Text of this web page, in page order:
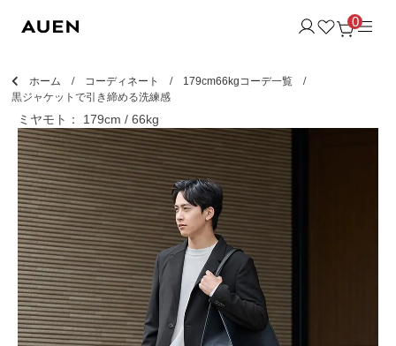
0
ホーム コーディネート
179cm66kgコーデ一覧
黒ジャケットで引き締める洗練感
ミヤモト： 179cm / 66kg